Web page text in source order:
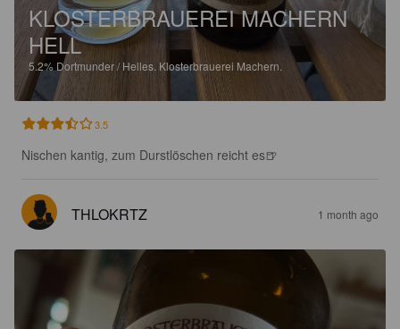
KLOSTERBRAUEREI MACHERN
HELL
5.2% Dortmunder / Helles. Klosterbrauerei Machern.
3.5
Nischen kantig, zum Durstlöschen reicht es🍺
THLOKRTZ 1 month ago